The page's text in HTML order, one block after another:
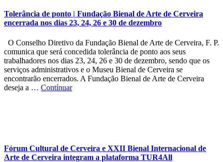
Tolerância de ponto | Fundação Bienal de Arte de Cerveira
encerrada nos dias 23, 24, 26 e 30 de dezembro
O Conselho Diretivo da Fundação Bienal de Arte de Cerveira, F. P.
comunica que será concedida tolerância de ponto aos seus
trabalhadores nos dias 23, 24, 26 e 30 de dezembro, sendo que os
serviços administrativos e o Museu Bienal de Cerveira se
encontrarão encerrados. A Fundação Bienal de Arte de Cerveira
deseja a … Contínuar
Fórum Cultural de Cerveira e XXII Bienal Internacional de
Arte de Cerveira integram a plataforma TUR4All